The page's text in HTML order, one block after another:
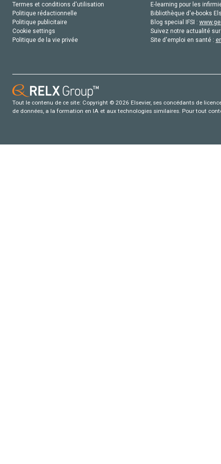
Termes et conditions d'utilisation
Politique rédactionnelle
Politique publicitaire
Cookie settings
Politique de la vie privée
E-learning pour les
Bibliothèque d'e-books
Blog special IFSI :
Suivez notre actualité
Site d'emploi en santé :
Tout le contenu de ce site: Copyright © 2026 Elsevier, ses concédants de
de données, a la formation en IA et aux technologies similaires. Pour tout